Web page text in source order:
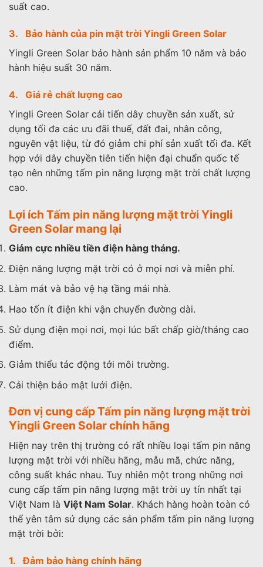
suất cao.
3. Bảo hành của pin mặt trời Yingli Green Solar
Yingli Green Solar bảo hành sản phẩm 10 năm và bảo
hành hiệu suất 30 năm.
4. Giá rẻ chất lượng cao
Yingli Green Solar cải tiến dây chuyền sản xuất, sử
dụng tối đa các ưu đãi thuế, đất đai, nhân công,
nguyên vật liệu, từ đó giảm chi phí sản xuất tối đa. Kết
hợp với dây chuyền tiên tiến hiện đại chuẩn quốc tế
tạo nên những tấm pin năng lượng mặt trời chất lượng
cao.
Lợi ích Tấm pin năng lượng mặt trời Yingli
Green Solar mang lại
Giảm cực nhiều tiền điện hàng tháng.
Điện năng lượng mặt trời có ở mọi nơi và miễn phí.
Làm mát và bảo vệ hạ tầng mái nhà.
Hao tốn ít điện khi vận chuyển đường dài.
Sử dụng điện mọi nơi, mọi lúc bất chấp giờ/tháng cao
điểm.
Giảm thiểu tác động tới môi trường.
Cải thiện bảo mật lưới điện.
Đơn vị cung cấp Tấm pin năng lượng mặt trời
Yingli Green Solar chính hãng
Hiện nay trên thị trường có rất nhiều loại tấm pin năng
lượng mặt trời với nhiều hãng, mẫu mã, chức năng,
công suất khác nhau. Tuy nhiên một trong những nơi
cung cấp tấm pin năng lượng mặt trời uy tín nhất tại
Việt Nam là Việt Nam Solar. Khách hàng hoàn toàn có
thể yên tâm sử dụng các sản phẩm tấm pin năng lượng
mặt trời bởi:
1. Đảm bảo hàng chính hãng